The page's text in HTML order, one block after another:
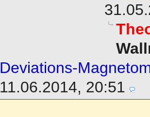
Deviations-
11.06.2014, 20:51